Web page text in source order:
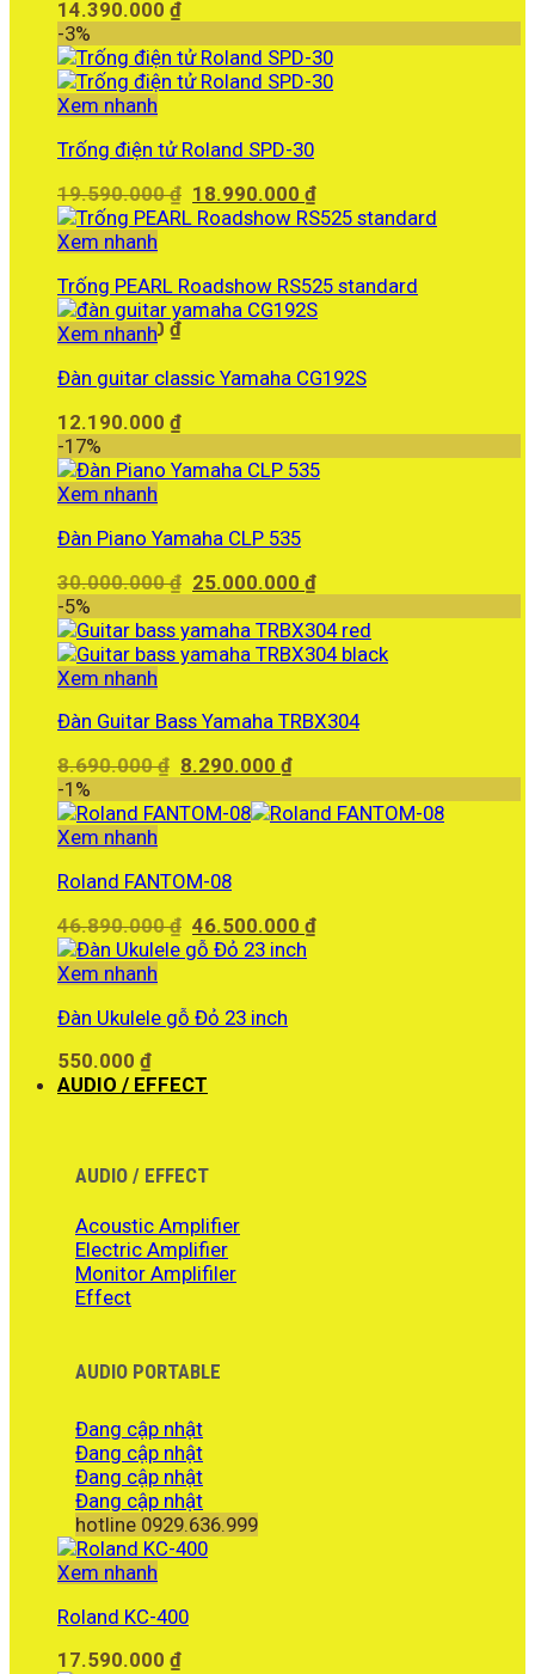
14.390.000 ₫
-3%
Xem nhanh
Trống điện tử Roland SPD-30
19.590.000₫ Giá
gốc
18.990.000₫Giá
hiện
18.990.000 ₫.
Xem nhanh
Trống PEARL Roadshow RS525 standard
12.260.000 ₫
Xem nhanh
Đàn guitar classic Yamaha CG192S
12.190.000 ₫
-17%
Xem nhanh
Đàn Piano Yamaha CLP 535
30.000.000₫ Giá
là:
30.000.000 ₫.
25.000.000₫Giá
tại
là:
-5%
Xem nhanh
Đàn Guitar Bass Yamaha TRBX304
8.690.000₫ Giá
là:
8.290.000₫Giá
tại
-1%
Xem nhanh
Roland FANTOM-08
46.890.000₫ Giá
gốc
46.500.000₫Giá
Xem nhanh
Đàn Ukulele gỗ Đỏ 23 inch
550.000 ₫
AUDIO / EFFECT
AUDIO / EFFECT
Acoustic Amplifier
Electric Amplifier
Monitor Amplifiler
Effect
AUDIO PORTABLE
Đang cập nhật
Đang cập nhật
Đang cập nhật
Đang cập nhật
hotline 0929.636.999
Xem nhanh
Roland KC-400
17.590.000 ₫